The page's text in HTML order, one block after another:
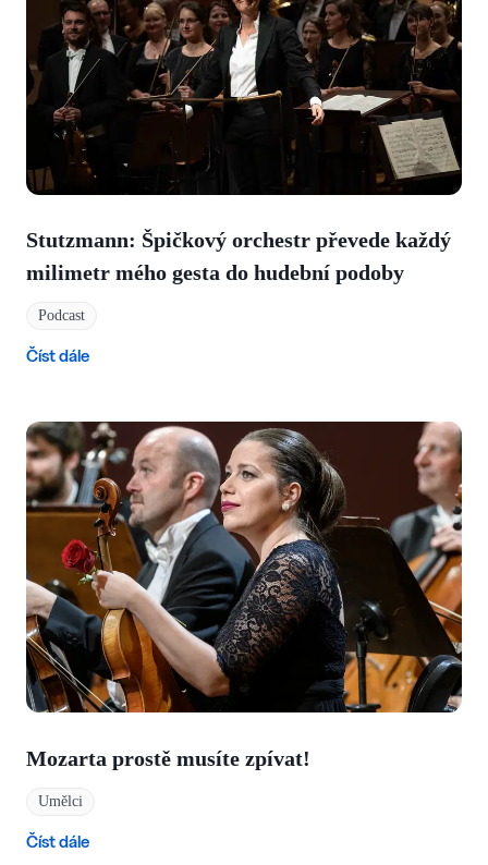
Stutzmann: Špičkový orchestr převede každý
milimetr mého gesta do hudební podoby
Podcast
Číst dále
Mozarta prostě musíte zpívat!
Umělci
Číst dále